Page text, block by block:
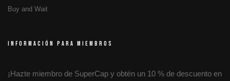
Buy and Wait
INFORMACIÓN PARA MIEMBROS
¡Hazte miembro de SuperCap y obtén un 10 % de descuento en